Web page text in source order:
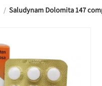
Saludynam Dolomita 147